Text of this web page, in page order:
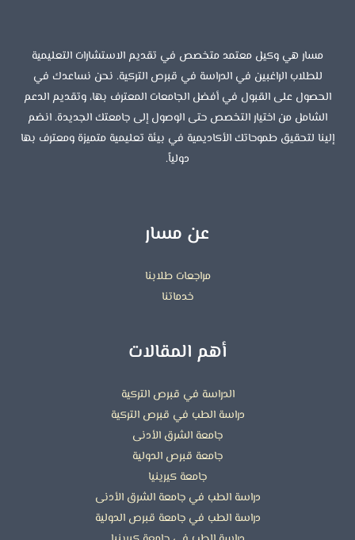
مسار هي وكيل معتمد متخصص في تقديم الاستشارات التعليمية
للطلاب الراغبين في الدراسة في قبرص التركية. نحن نساعدك في
الحصول على القبول في أفضل الجامعات المعترف بها، وتقديم الدعم
الشامل من اختيار التخصص حتى الوصول إلى جامعتك الجديدة. انضم
إلينا لتحقيق طموحاتك الأكاديمية في بيئة تعليمية متميزة ومعترف بها
دولياً.
عن مسار
مراجعات طلابنا
خدماتنا
أهم المقالات
الدراسة في قبرص التركية
دراسة الطب في قبرص التركية
جامعة الشرق الأدنى
جامعة قبرص الدولية
جامعة كيرينيا
دراسة الطب في جامعة الشرق الأدنى
دراسة الطب في جامعة قبرص الدولية